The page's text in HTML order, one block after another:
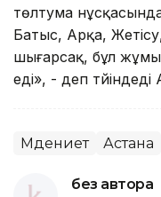
төлтума
Батыс, Арқа,
шығарсақ, бұл
еді», - деп
Мәдениет Астана
без автора